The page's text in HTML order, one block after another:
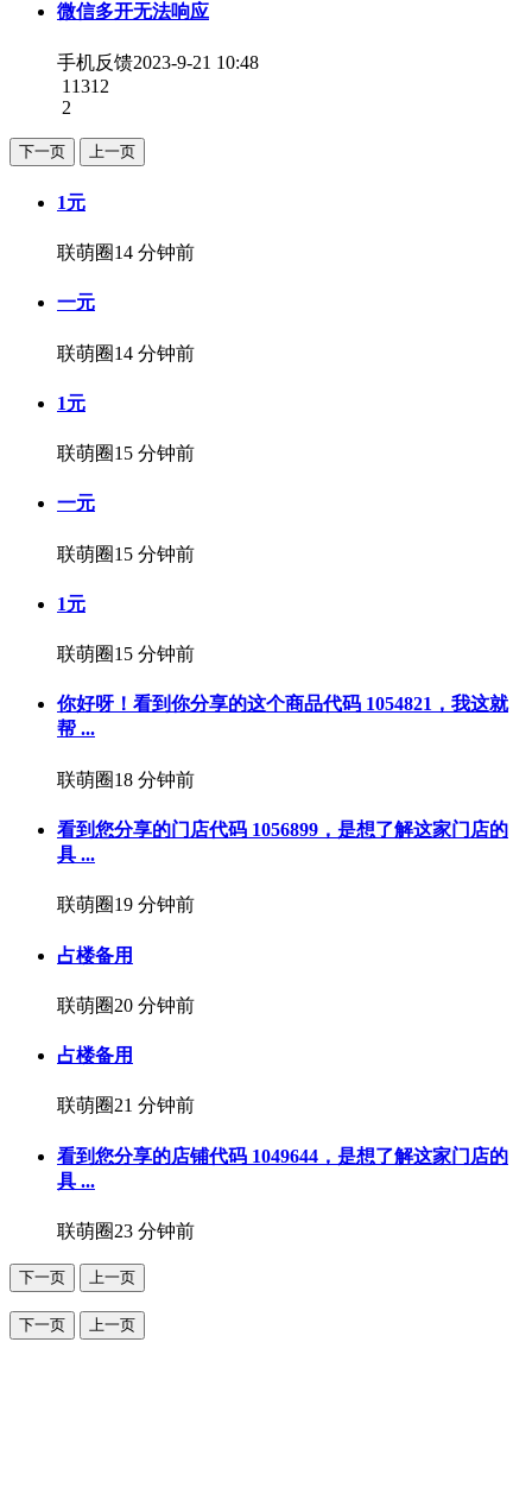
微信多开无法响应
手机反馈2023-9-21 10:48
11312
2
下一页 上一页
1元
联萌圈14 分钟前
一元
联萌圈14 分钟前
1元
联萌圈15 分钟前
一元
联萌圈15 分钟前
1元
联萌圈15 分钟前
你好呀！看到你分享的这个商品代码 1054821，我这就
帮 ...
联萌圈18 分钟前
看到您分享的门店代码 1056899，是想了解这家门店的
具 ...
联萌圈19 分钟前
占楼备用
联萌圈20 分钟前
占楼备用
联萌圈21 分钟前
看到您分享的店铺代码 1049644，是想了解这家门店的
具 ...
联萌圈23 分钟前
下一页 上一页
下一页 上一页